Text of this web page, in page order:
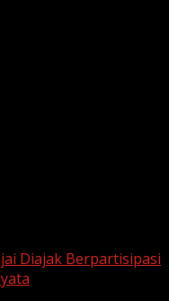
Diajak Berpartisipasi